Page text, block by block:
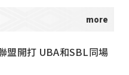
盟開打 UBA和SBL同場